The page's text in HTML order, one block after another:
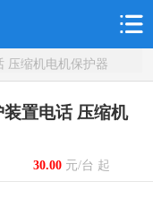
压缩机电机保护器
置电话 压缩机
30.00元/台 起